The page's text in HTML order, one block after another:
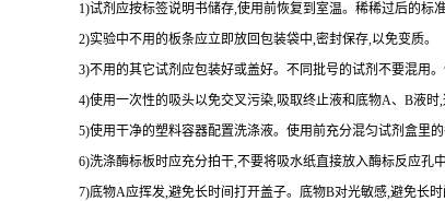
1)试剂应按标签说明书储存,使用前恢复到室温。稀稀过后的标
2)实验中不用的板条应立即放回包装袋中,密封保存,以免变质。
3)不用的其它试剂应包装好或盖好。不同批号的试剂不要混用。
4)使用一次性的吸头以免交叉污染,吸取终止液和底物A、 B液时,
5)使用干净的塑料容器配置洗涤液。使用前充分混匀试剂盒里的
6)洗涤酶标板时应充分拍干,不要将吸水纸直接放入酶标反应孔中
7)底物A应挥发,避免长时间打开盖子。底物B对光敏感,避免长